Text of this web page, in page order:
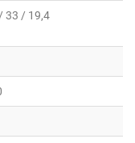
33 / 19,4